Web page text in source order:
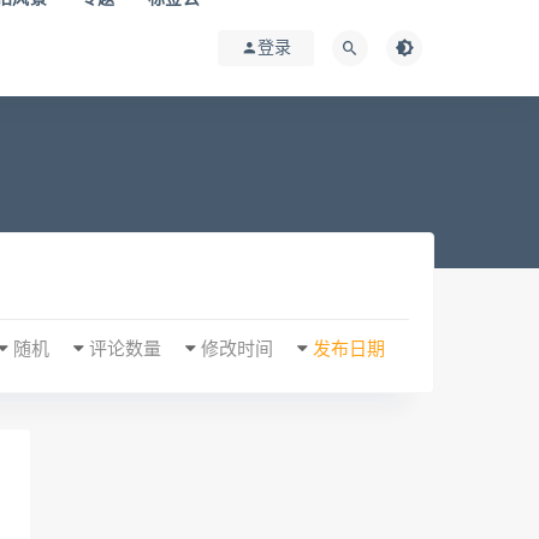
登录
发布日期
修改时间
评论数量
随机